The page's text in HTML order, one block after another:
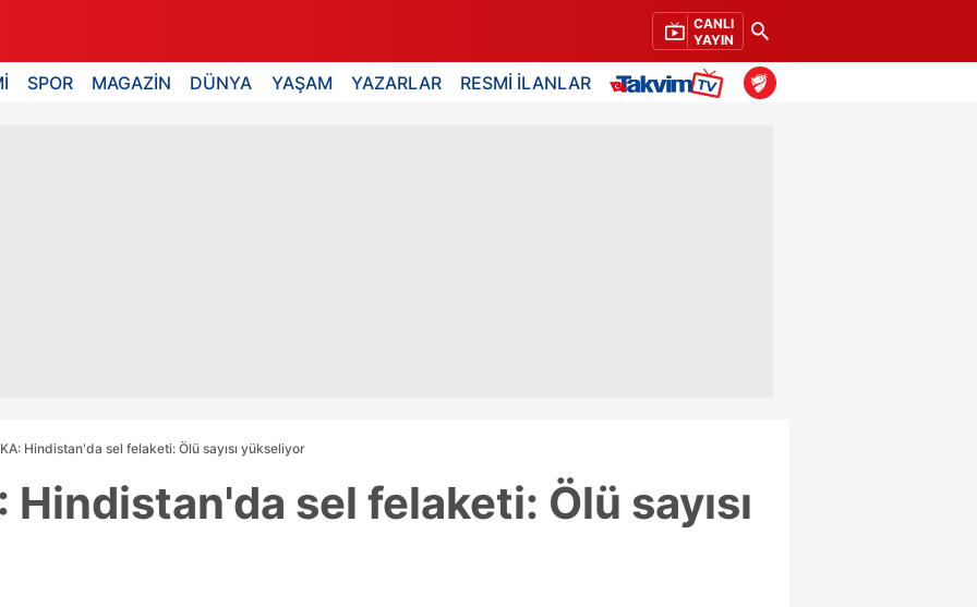
CANLI
YAYIN
SPOR MAGAZİN DÜNYA YAŞAM YAZARLAR RESMİ İLANLAR
Hindistan'da sel felaketi: Ölü sayısı yükseliyor
Hindistan'da sel felaketi: Ölü sayısı